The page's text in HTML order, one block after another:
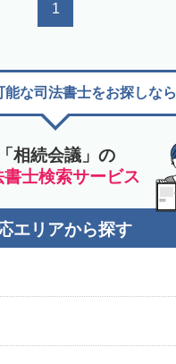
1
「相続会議」の
書士検索サービス
能な司法書士をお探しなら
エリアから探す